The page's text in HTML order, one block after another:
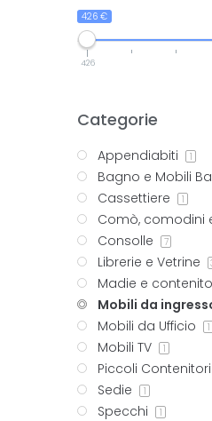
426 €
426
Categorie
Appendiabiti 1
Bagno e Mobili
Cassettiere 1
Comò, comodini
Consolle 7
Librerie e Vetrine
Madie e
Mobili da
Mobili da Ufficio 1
Mobili TV 1
Piccoli Contenitori
Sedie 1
Specchi 1